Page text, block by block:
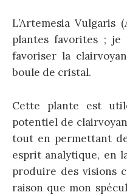
L’Artemesia Vulgaris
plantes favorites ; je
favoriser la
boule de cristal.
Cette plante est
potentiel de
tout en permettant
esprit analytique, en
produire des visions
raison que mon